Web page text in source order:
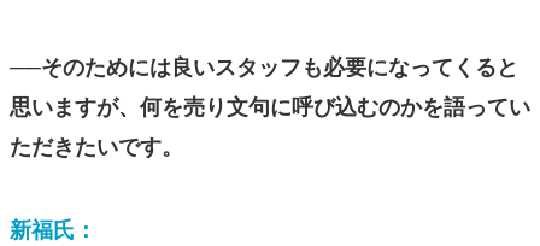
──そのためには良いスタッフも必要になってくると
思いますが、何を売り文句に呼び込むのかを語ってい
ただきたいです。
新福氏：